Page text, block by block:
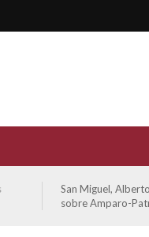
San Miguel, Alberto
sobre Amparo-